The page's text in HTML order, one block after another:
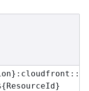
{ResourceId}